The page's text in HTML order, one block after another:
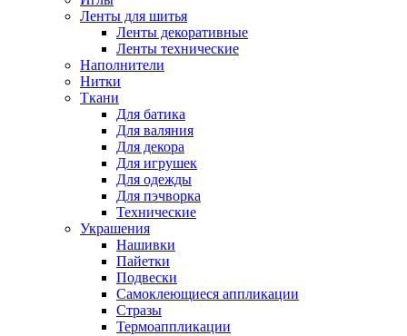
Ленты для шитья
Ленты декоративные
Ленты технические
Наполнители
Нитки
Ткани
Для батика
Для валяния
Для декора
Для игрушек
Для одежды
Для пэчворка
Технические
Украшения
Нашивки
Пайетки
Подвески
Самоклеющиеся аппликации
Стразы
Термоаппликации